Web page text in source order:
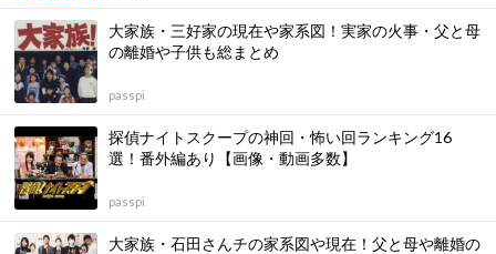
大家族・三好家の現在や家系図！実家の火事・父と母
の離婚や子供も総まとめ
passpi
探偵ナイトスクープの神回・怖い回ランキング16
選！番外編あり【画像・動画多数】
passpi
大家族・石田さんチの家系図や現在！父と母や離婚の